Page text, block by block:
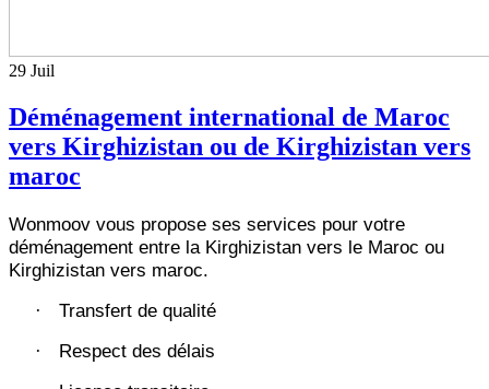
29 Juil
Déménagement international de Maroc
vers Kirghizistan ou de Kirghizistan vers
maroc
Wonmoov vous propose ses services pour votre
déménagement entre la Kirghizistan vers le Maroc ou
Kirghizistan vers maroc.
· Transfert de qualité
· Respect des délais